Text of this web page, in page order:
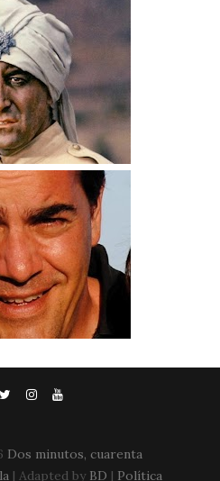
Dos minutos, cuarenta
| Adapted by BD | Política